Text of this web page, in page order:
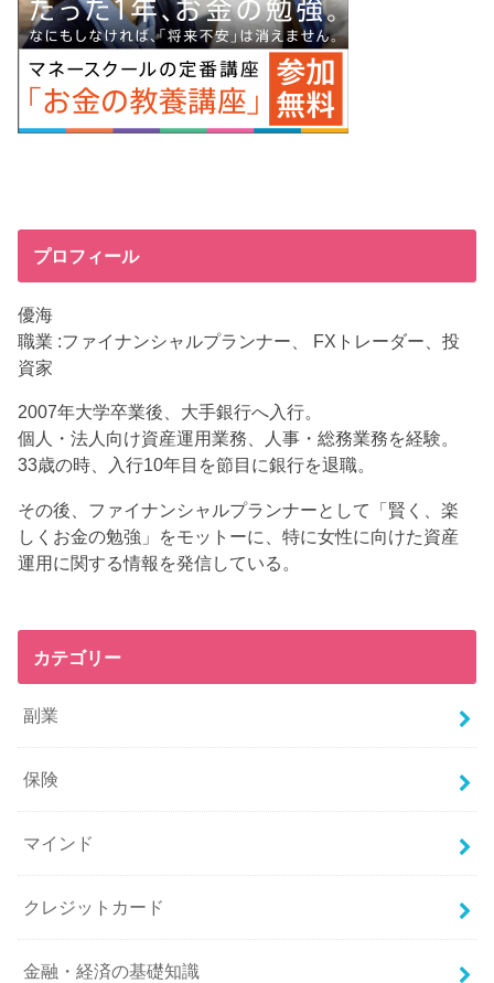
プロフィール
優海
職業 :ファイナンシャルプランナー、 FXトレーダー、投
資家
2007年大学卒業後、大手銀行へ入行。
個人・法人向け資産運用業務、人事・総務業務を経験。
33歳の時、入行10年目を節目に銀行を退職。
その後、ファイナンシャルプランナーとして「賢く、楽
しくお金の勉強」をモットーに、特に女性に向けた資産
運用に関する情報を発信している。
カテゴリー
副業
保険
マインド
クレジットカード
金融・経済の基礎知識